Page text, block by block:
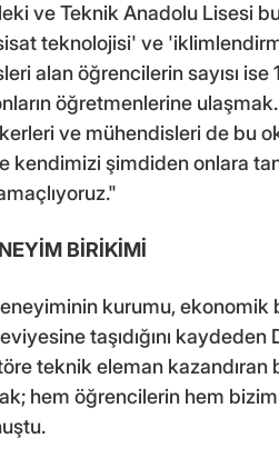
ve Teknik Anadolu Lisesi
teknolojisi' ve
alan öğrencilerin sayısı ise
öğretmenlerine
ve mühendisleri de bu
kendimizi şimdiden onlara
BİRİKİMİ
kurumu,
taşıdığını kaydeden
teknik eleman kazandıran
hem öğrencilerin hem